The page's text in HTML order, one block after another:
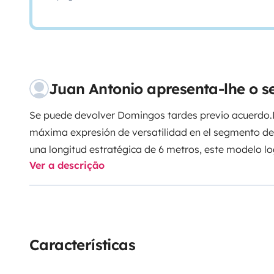
Juan Antonio apresenta-lhe o
Se puede devolver Domingos tardes previo acuerdo.
máxima expresión de versatilidad en el segmento
una longitud estratégica de 6 metros, este modelo
maniobrabilidad excepcional con una capacidad
configuración de doble cama trasera dispuesta en
trayectos por autopista con total confianza. Su
Ver a descrição
Características